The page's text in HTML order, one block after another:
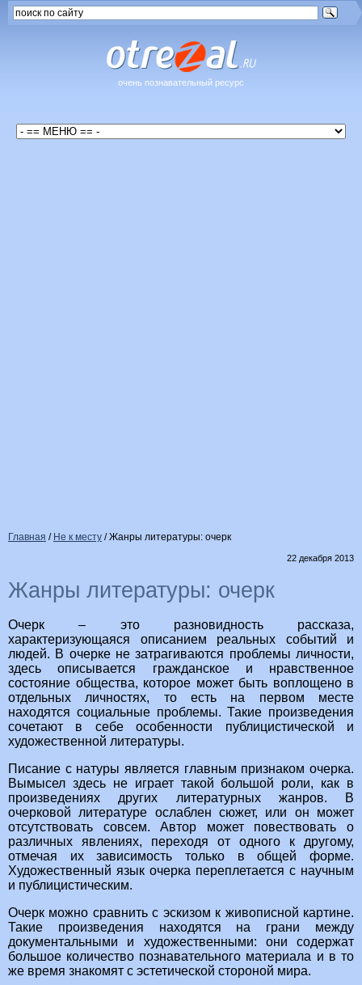
очень познавательный ресурс
Главная / Не к месту /Жанры литературы: очерк
22 декабря 2013
Жанры литературы: очерк
Очерк – это разновидность рассказа,
характеризующаяся описанием реальных событий и
людей. В очерке не затрагиваются проблемы личности,
здесь описывается гражданское и нравственное
состояние общества, которое может быть воплощено в
отдельных личностях, то есть на первом месте
находятся социальные проблемы. Такие произведения
сочетают в себе особенности публицистической и
художественной литературы.
Писание с натуры является главным признаком очерка.
Вымысел здесь не играет такой большой роли, как в
произведениях других литературных жанров. В
очерковой литературе ослаблен сюжет, или он может
отсутствовать совсем. Автор может повествовать о
различных явлениях, переходя от одного к другому,
отмечая их зависимость только в общей форме.
Художественный язык очерка переплетается с научным
и публицистическим.
Очерк можно сравнить с эскизом к живописной картине.
Такие произведения находятся на грани между
документальными и художественными: они содержат
большое количество познавательного материала и в то
же время знакомят с эстетической стороной мира.